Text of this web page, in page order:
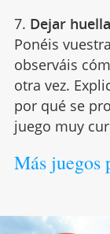
7. Dejar
Ponéis
observáis
otra vez.
por qué se
juego muy
Más juegos